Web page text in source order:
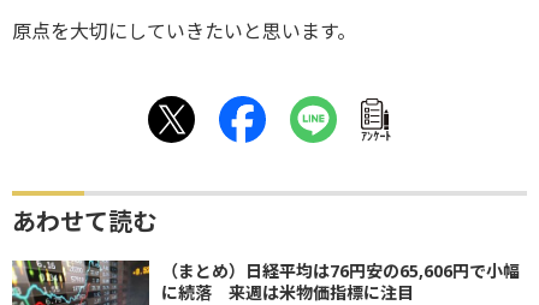
原点を大切にしていきたいと思います。
ｱﾝｹｰﾄ
あわせて読む
（まとめ）日経平均は76円安の65,606円で小幅
に続落 来週は米物価指標に注目